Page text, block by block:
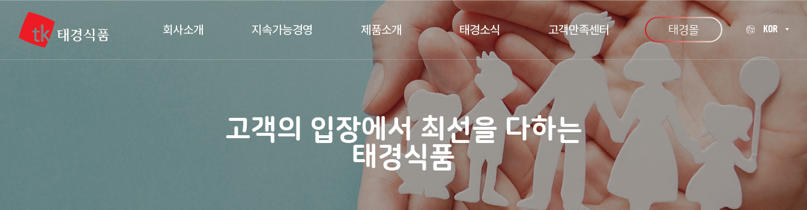
회사소개 지속가능경영 제품소개
기초소재
육류소재
해산물소재
과채 및 기타소재
음료/소스/시즈닝
식품소재/첨가물
할랄
태경소식
기업뉴스
공지사항
인재채용
고객만족센터
고객만족센터
태경몰 KOR
KOR
ENG
고객의 입장에서 최선을 다하는
태경식품